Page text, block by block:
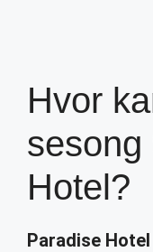
Hvor
sesong
Hotel?
Paradise Hotel